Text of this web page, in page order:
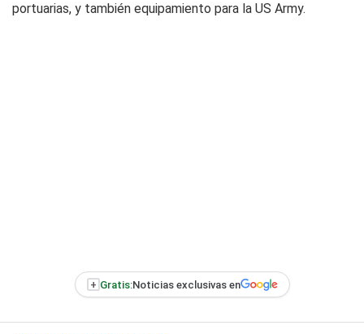
portuarias, y también equipamiento para la US Army.
+ Gratis:Noticias exclusivas en